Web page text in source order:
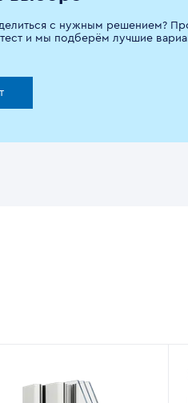
с нужным решением?
и мы подберём лучшие